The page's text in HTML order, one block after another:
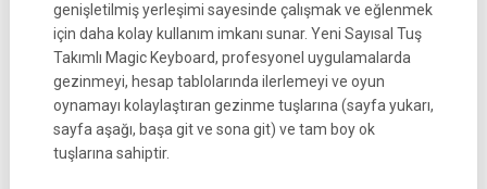
genişletilmiş yerleşimi sayesinde çalışmak ve eğlenmek
için daha kolay kullanım imkanı sunar. Yeni Sayısal Tuş
Takımlı Magic Keyboard, profesyonel uygulamalarda
gezinmeyi, hesap tablolarında ilerlemeyi ve oyun
oynamayı kolaylaştıran gezinme tuşlarına (sayfa yukarı,
sayfa aşağı, başa git ve sona git) ve tam boy ok
tuşlarına sahiptir.